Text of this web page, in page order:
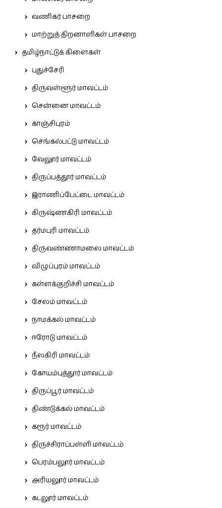
வணிகர் பாசறை
மாற்றுத் திறனாளிகள் பாசறை
தமிழ்நாட்டுக் கிளைகள்
புதுச்சேரி
திருவள்ளூர் மாவட்டம்
சென்னை மாவட்டம்
காஞ்சிபுரம்
செங்கல்பட்டு மாவட்டம்
வேலூர் மாவட்டம்
திருப்பத்தூர் மாவட்டம்
இராணிப்பேட்டை மாவட்டம்
கிருஷ்ணகிரி மாவட்டம்
தர்மபுரி மாவட்டம்
திருவண்ணாமலை மாவட்டம்
விழுப்புரம் மாவட்டம்
கள்ளக்குறிச்சி மாவட்டம்
சேலம் மாவட்டம்
நாமக்கல் மாவட்டம்
ஈரோடு மாவட்டம்
நீலகிரி மாவட்டம்
கோயம்புத்தூர் மாவட்டம்
திருப்பூர் மாவட்டம்
திண்டுக்கல் மாவட்டம்
கரூர் மாவட்டம்
திருச்சிராப்பள்ளி மாவட்டம்
பெரம்பலூர் மாவட்டம்
அரியலூர் மாவட்டம்
கடலூர் மாவட்டம்